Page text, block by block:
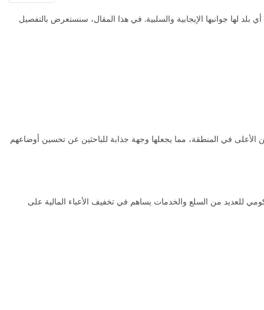
لها جوانبها الإيجابية والسلبية. في هذا المقال، سنستعرض بالتفصيل
في المنطقة، مما يجعلها وجهة جذابة للباحثين عن تحسين أوضاعهم
للعديد من السلع والخدمات يساهم في تخفيف الأعباء المالية على